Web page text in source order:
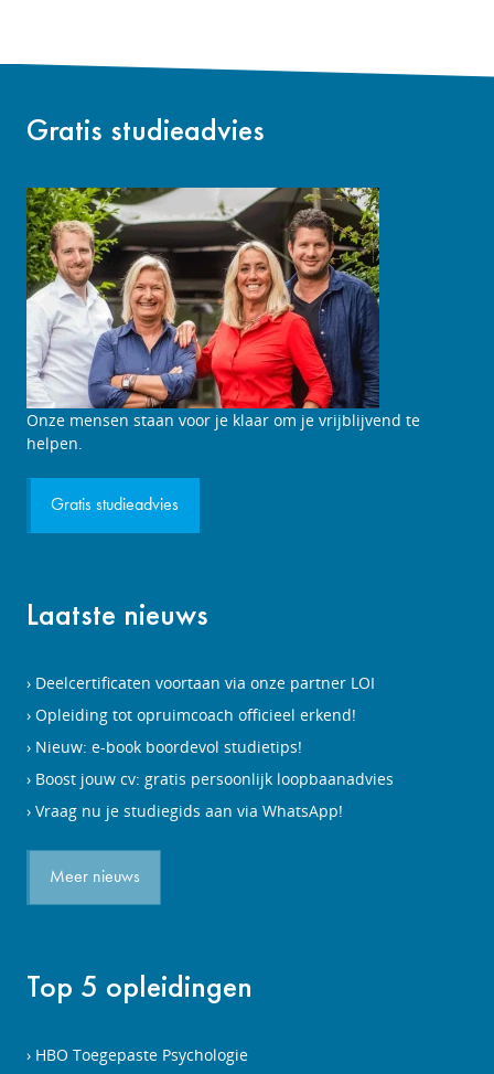
Gratis studieadvies
Studieadviesgesprek
aanvragen
Onze mensen staan voor je klaar om je vrijblijvend te
helpen.
Gratis studieadvies
Laatste nieuws
Deelcertificaten voortaan via onze partner LOI
Opleiding tot opruimcoach officieel erkend!
Nieuw: e-book boordevol studietips!
Boost jouw cv: gratis persoonlijk loopbaanadvies
Vraag nu je studiegids aan via WhatsApp!
Meer nieuws
Top 5 opleidingen
HBO Toegepaste Psychologie